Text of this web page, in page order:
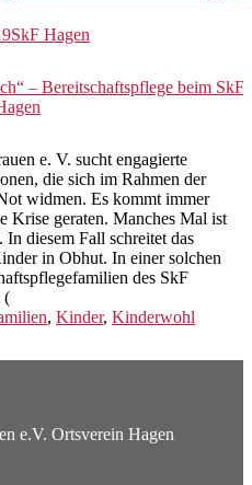
und Information
und Pflegschaften
für Ehrenamtliche
SkF Hagen
e. V. sucht engagierte
die sich im Rahmen der
widmen. Es kommt immer
Krise geraten. Manches Mal ist
diesem Fall schreitet das
in Obhut. In einer solchen
des SkF
(
, Kinder, Kinderwohl
e.V. Ortsverein Hagen